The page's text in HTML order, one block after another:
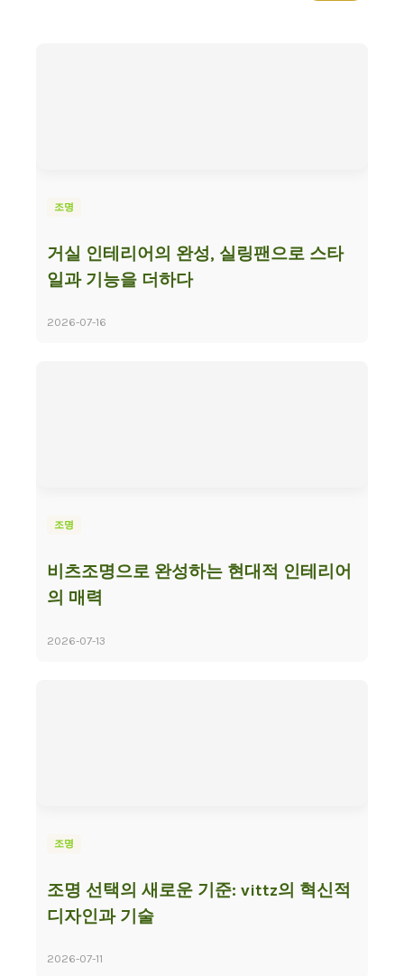
조명
거실 인테리어의 완성, 실링팬으로 스타
일과 기능을 더하다
2026-07-16
조명
비츠조명으로 완성하는 현대적 인테리어
의 매력
2026-07-13
조명
조명 선택의 새로운 기준: vittz의 혁신적
디자인과 기술
2026-07-11